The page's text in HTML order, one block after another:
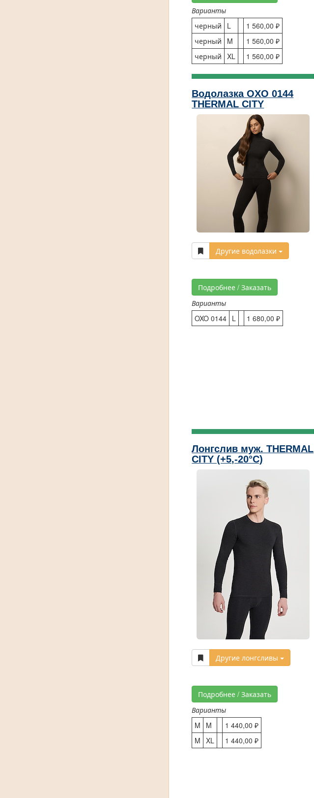
Варианты
черный
L
1 560,00 ₽
черный
M
1 560,00 ₽
черный
XL 1 560,00 ₽
Водолазка OXO 0144
THERMAL CITY
Другие водолазки
Подробнее / Заказать
Варианты
OXO 0144 L 1 680,00 ₽
Лонгслив муж. THERMAL
CITY (+5,-20°C)
Другие лонгсливы
Подробнее / Заказать
Варианты
M
M
1 440,00 ₽
M
XL 1 440,00 ₽